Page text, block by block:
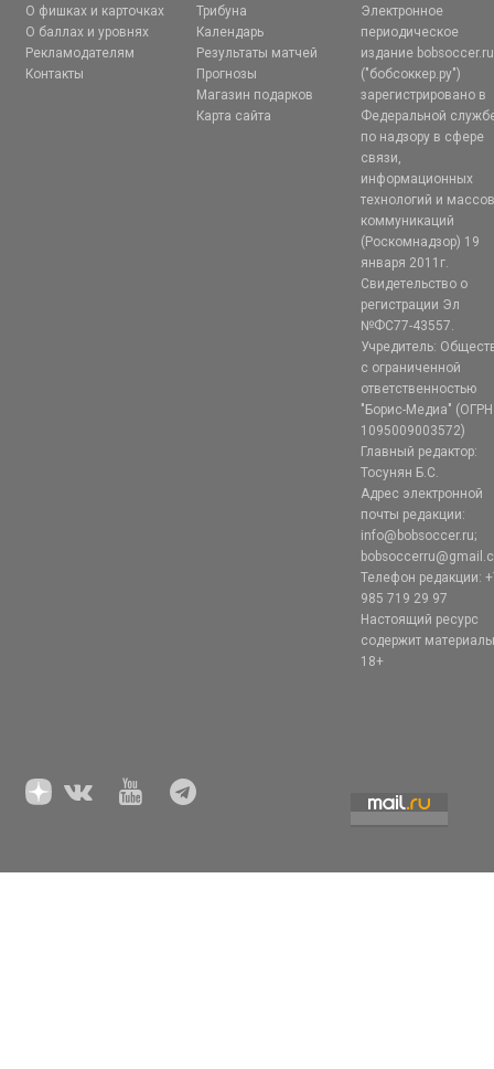
О фишках и карточках
О баллах и уровнях
Рекламодателям
Контакты
Трибуна
Календарь
Результаты матчей
Прогнозы
Магазин подарков
Карта сайта
Электронное
периодическое
издание bobsoccer.ru
("бобсоккер.ру")
зарегистрировано в
Федеральной
по надзору в сфере
связи,
информационных
технологий и
коммуникаций
(Роскомнадзор) 19
января 2011г.
Свидетельство о
регистрации Эл
№ФС77-43557.
Учредитель:
с ограниченной
ответственностью
"Борис-Медиа" (ОГРН
1095009003572)
Главный редактор:
Тосунян Б.С.
Адрес электронной
почты редакции:
info@bobsoccer.ru;
Телефон редакции:
985 719 29 97
Настоящий ресурс
содержит
18+